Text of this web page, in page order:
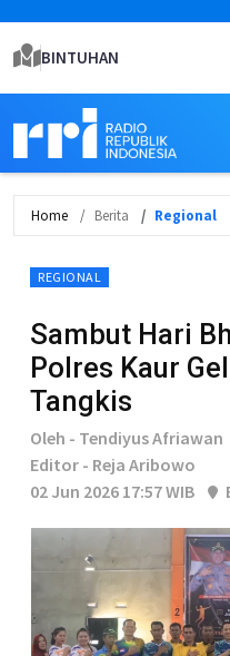
BINTUHAN
Home Berita Regional
REGIONAL
Sambut Hari
Polres Kaur
Tangkis
Oleh - Tendiyus Afriawan
Editor - Reja Aribowo
02 Jun 2026 17:57 WIB